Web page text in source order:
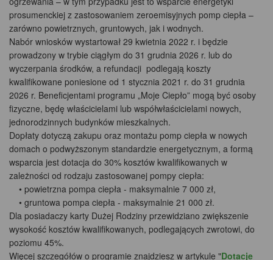
prosumenckiej z zastosowaniem zeroemisyjnych pomp ciepła –
zarówno powietrznych, gruntowych, jak i wodnych.
Nabór wniosków wystartował 29 kwietnia 2022 r. i będzie
prowadzony w trybie ciągłym do 31 grudnia 2026 r. lub do
wyczerpania środków, a refundacji podlegają koszty
kwalifikowane poniesione od 1 stycznia 2021 r. do 31 grudnia
2026 r. Beneficjentami programu „Moje Ciepło” mogą być osoby
fizyczne, będę właścicielami lub współwłaścicielami nowych,
jednorodzinnych budynków mieszkalnych.
Dopłaty dotyczą zakupu oraz montażu pomp ciepła w nowych
domach o podwyższonym standardzie energetycznym, a formą
wsparcia jest dotacja do 30% kosztów kwalifikowanych w
zależności od rodzaju zastosowanej pompy ciepła:
• powietrzna pompa ciepła - maksymalnie 7 000 zł,
• gruntowa pompa ciepła - maksymalnie 21 000 zł.
Dla posiadaczy karty Dużej Rodziny przewidziano zwiększenie
wysokość kosztów kwalifikowanych, podlegających zwrotowi, do
poziomu 45%.
Więcej szczegółów o programie znajdziesz w artykule "Dotacje